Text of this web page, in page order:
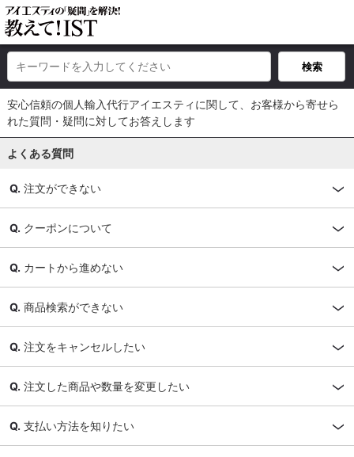
安心信頼の個人輸入代行アイエスティに関して、お客様から寄せら
れた質問・疑問に対してお答えします
よくある質問
注文ができない
クーポンについて
カートから進めない
商品検索ができない
注文をキャンセルしたい
注文した商品や数量を変更したい
支払い方法を知りたい